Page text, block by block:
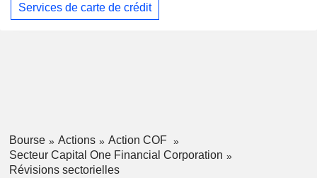
Services de carte de crédit
Bourse Actions
Action COF
Secteur Capital One Financial Corporation
Révisions sectorielles